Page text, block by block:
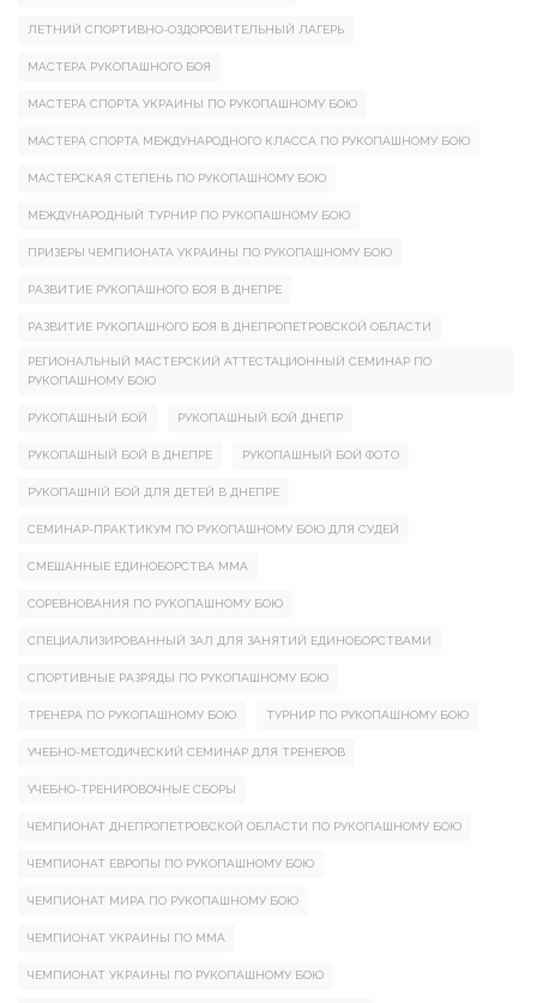
ЛЕТНИЙ СПОРТИВНО-ОЗДОРОВИТЕЛЬНЫЙ ЛАГЕРЬ
МАСТЕРА РУКОПАШНОГО БОЯ
МАСТЕРА СПОРТА УКРАИНЫ ПО РУКОПАШНОМУ БОЮ
МАСТЕРА СПОРТА МЕЖДУНАРОДНОГО КЛАССА ПО РУКОПАШНОМУ БОЮ
МАСТЕРСКАЯ СТЕПЕНЬ ПО РУКОПАШНОМУ БОЮ
МЕЖДУНАРОДНЫЙ ТУРНИР ПО РУКОПАШНОМУ БОЮ
ПРИЗЕРЫ ЧЕМПИОНАТА УКРАИНЫ ПО РУКОПАШНОМУ БОЮ
РАЗВИТИЕ РУКОПАШНОГО БОЯ В ДНЕПРЕ
РАЗВИТИЕ РУКОПАШНОГО БОЯ В ДНЕПРОПЕТРОВСКОЙ ОБЛАСТИ
РЕГИОНАЛЬНЫЙ МАСТЕРСКИЙ АТТЕСТАЦИОННЫЙ СЕМИНАР ПО
РУКОПАШНОМУ БОЮ
РУКОПАШНЫЙ БОЙ РУКОПАШНЫЙ БОЙ ДНЕПР
РУКОПАШНЫЙ БОЙ В ДНЕПРЕ РУКОПАШНЫЙ БОЙ ФОТО
РУКОПАШНІЙ БОЙ ДЛЯ ДЕТЕЙ В ДНЕПРЕ
СЕМИНАР-ПРАКТИКУМ ПО РУКОПАШНОМУ БОЮ ДЛЯ СУДЕЙ
СМЕШАННЫЕ ЕДИНОБОРСТВА ММА
СОРЕВНОВАНИЯ ПО РУКОПАШНОМУ БОЮ
СПЕЦИАЛИЗИРОВАННЫЙ ЗАЛ ДЛЯ ЗАНЯТИЙ ЕДИНОБОРСТВАМИ
СПОРТИВНЫЕ РАЗРЯДЫ ПО РУКОПАШНОМУ БОЮ
ТРЕНЕРА ПО РУКОПАШНОМУ БОЮ ТУРНИР ПО РУКОПАШНОМУ БОЮ
УЧЕБНО-МЕТОДИЧЕСКИЙ СЕМИНАР ДЛЯ ТРЕНЕРОВ
УЧЕБНО-ТРЕНИРОВОЧНЫЕ СБОРЫ
ЧЕМПИОНАТ ДНЕПРОПЕТРОВСКОЙ ОБЛАСТИ ПО РУКОПАШНОМУ БОЮ
ЧЕМПИОНАТ ЕВРОПЫ ПО РУКОПАШНОМУ БОЮ
ЧЕМПИОНАТ МИРА ПО РУКОПАШНОМУ БОЮ
ЧЕМПИОНАТ УКРАИНЫ ПО ММА
ЧЕМПИОНАТ УКРАИНЫ ПО РУКОПАШНОМУ БОЮ